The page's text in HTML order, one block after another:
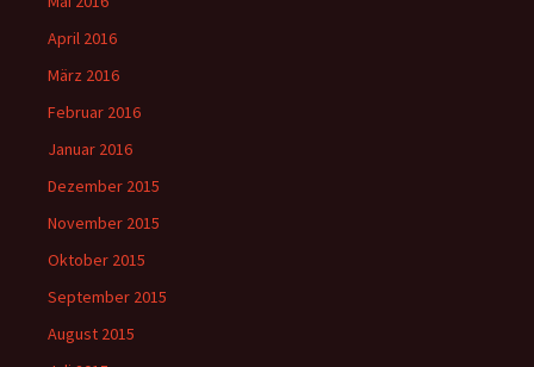
April 2016
März 2016
Februar 2016
Januar 2016
Dezember 2015
November 2015
Oktober 2015
September 2015
August 2015